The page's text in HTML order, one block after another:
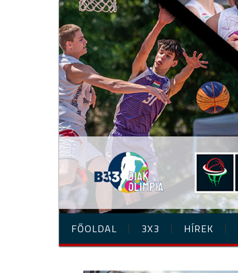
FŐOLDAL 3X3 HÍREK